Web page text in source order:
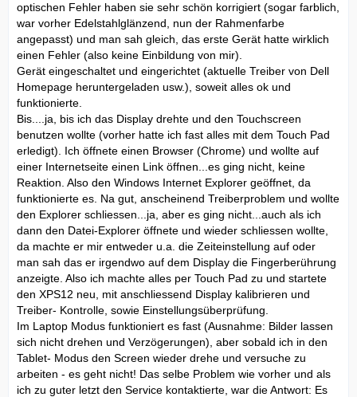
optischen Fehler haben sie sehr schön korrigiert (sogar farblich,
war vorher Edelstahlglänzend, nun der Rahmenfarbe
angepasst) und man sah gleich, das erste Gerät hatte wirklich
einen Fehler (also keine Einbildung von mir).
Gerät eingeschaltet und eingerichtet (aktuelle Treiber von Dell
Homepage heruntergeladen usw.), soweit alles ok und
funktionierte.
Bis....ja, bis ich das Display drehte und den Touchscreen
benutzen wollte (vorher hatte ich fast alles mit dem Touch Pad
erledigt). Ich öffnete einen Browser (Chrome) und wollte auf
einer Internetseite einen Link öffnen...es ging nicht, keine
Reaktion. Also den Windows Internet Explorer geöffnet, da
funktionierte es. Na gut, anscheinend Treiberproblem und wollte
den Explorer schliessen...ja, aber es ging nicht...auch als ich
dann den Datei-Explorer öffnete und wieder schliessen wollte,
da machte er mir entweder u.a. die Zeiteinstellung auf oder
man sah das er irgendwo auf dem Display die Fingerberührung
anzeigte. Also ich machte alles per Touch Pad zu und startete
den XPS12 neu, mit anschliessend Display kalibrieren und
Treiber- Kontrolle, sowie Einstellungsüberprüfung.
Im Laptop Modus funktioniert es fast (Ausnahme: Bilder lassen
sich nicht drehen und Verzögerungen), aber sobald ich in den
Tablet- Modus den Screen wieder drehe und versuche zu
arbeiten - es geht nicht! Das selbe Problem wie vorher und als
ich zu guter letzt den Service kontaktierte, war die Antwort: Es